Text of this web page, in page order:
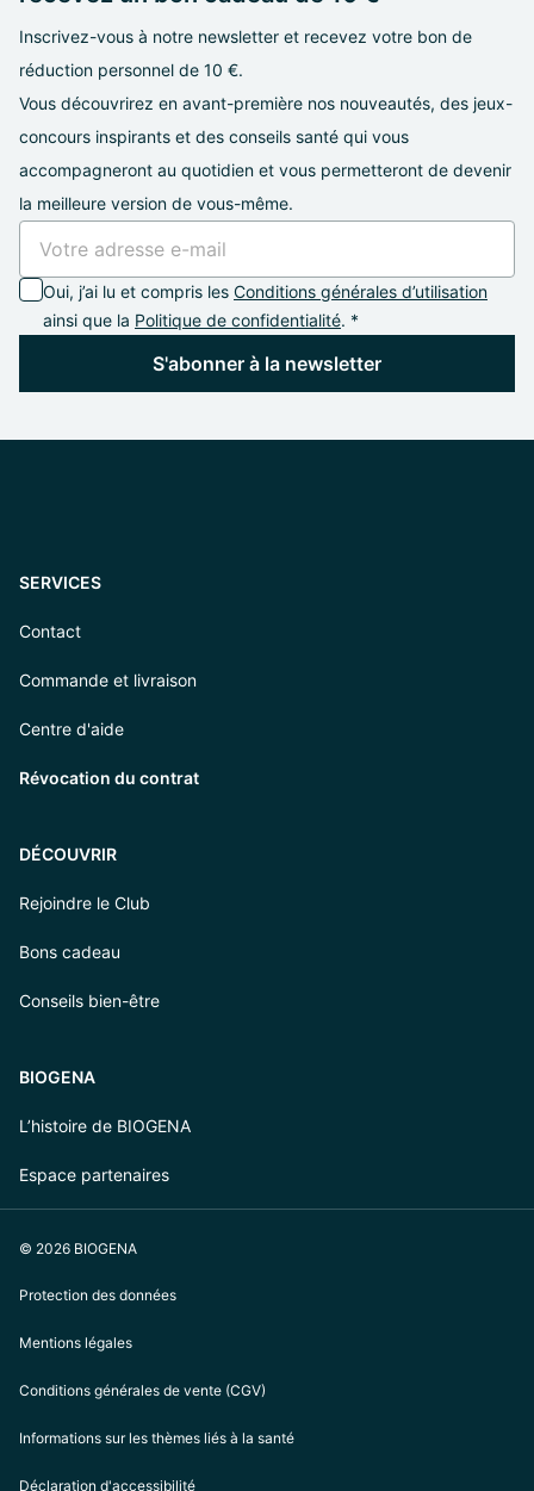
Inscrivez-vous à notre newsletter et recevez votre bon de
réduction personnel de 10 €.
Vous découvrirez en avant-première nos nouveautés, des jeux-
concours inspirants et des conseils santé qui vous
accompagneront au quotidien et vous permetteront de devenir
la meilleure version de vous-même.
Oui, j’ai lu et compris les Conditions générales d’utilisation
ainsi que la Politique de confidentialité. *
S'abonner à la newsletter
SERVICES
Contact
Commande et livraison
Centre d'aide
Révocation du contrat
DÉCOUVRIR
Rejoindre le Club
Bons cadeau
Conseils bien-être
BIOGENA
L’histoire de BIOGENA
Espace partenaires
© 2026 BIOGENA
Protection des données
Mentions légales
Conditions générales de vente (CGV)
Informations sur les thèmes liés à la santé
Déclaration d'accessibilité